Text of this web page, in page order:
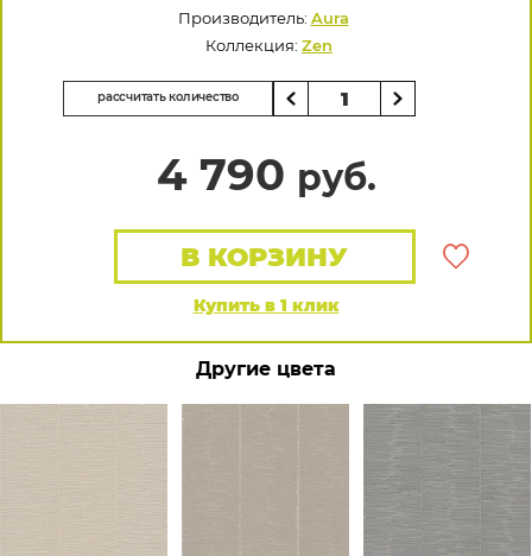
Производитель: Aura
Коллекция: Zen
рассчитать количество
4 790 руб.
Купить в 1 клик
В КОРЗИНУ
Другие цвета